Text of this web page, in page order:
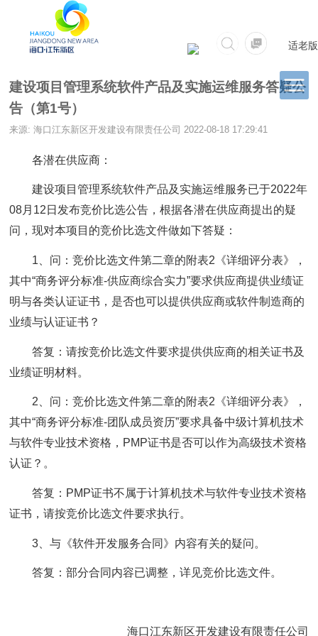
适老版
建设项目管理系统软件产品及实施运维服务答疑公
告（第1号）
来源: 海口江东新区开发建设有限责任公司 2022-08-18 17:29:41
各潜在供应商：
建设项目管理系统软件产品及实施运维服务已于2022年
08月12日发布竞价比选公告，根据各潜在供应商提出的疑
问，现对本项目的竞价比选文件做如下答疑：
1、问：竞价比选文件第二章的附表2《详细评分表》，
其中“商务评分标准-供应商综合实力”要求供应商提供业绩证
明与各类认证证书，是否也可以提供供应商或软件制造商的
业绩与认证证书？
答复：请按竞价比选文件要求提供供应商的相关证书及
业绩证明材料。
2、问：竞价比选文件第二章的附表2《详细评分表》，
其中“商务评分标准-团队成员资历”要求具备中级计算机技术
与软件专业技术资格，PMP证书是否可以作为高级技术资格
认证？。
答复：PMP证书不属于计算机技术与软件专业技术资格
证书，请按竞价比选文件要求执行。
3、与《软件开发服务合同》内容有关的疑问。
答复：部分合同内容已调整，详见竞价比选文件。
海口江东新区开发建设有限责任公司